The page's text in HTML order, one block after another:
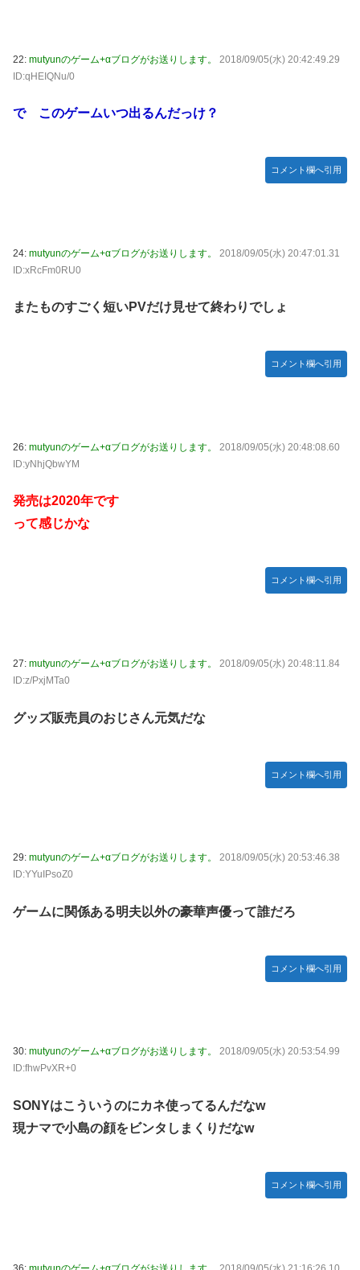
22: mutyunのゲーム+αブログがお送りします。
2018/09/05(水) 20:42:49.29
ID:qHEIQNu/0
で このゲームいつ出るんだっけ？
コメント欄へ引用
24: mutyunのゲーム+αブログがお送りします。
2018/09/05(水) 20:47:01.31
ID:xRcFm0RU0
またものすごく短いPVだけ見せて終わりでしょ
コメント欄へ引用
26: mutyunのゲーム+αブログがお送りします。
2018/09/05(水) 20:48:08.60
ID:yNhjQbwYM
発売は2020年です
って感じかな
コメント欄へ引用
27: mutyunのゲーム+αブログがお送りします。
2018/09/05(水) 20:48:11.84
ID:z/PxjMTa0
グッズ販売員のおじさん元気だな
コメント欄へ引用
29: mutyunのゲーム+αブログがお送りします。
2018/09/05(水) 20:53:46.38
ID:YYuIPsoZ0
ゲームに関係ある明夫以外の豪華声優って誰だろ
コメント欄へ引用
30: mutyunのゲーム+αブログがお送りします。
2018/09/05(水) 20:53:54.99
ID:fhwPvXR+0
SONYはこういうのにカネ使ってるんだなw
現ナマで小島の顔をビンタしまくりだなw
コメント欄へ引用